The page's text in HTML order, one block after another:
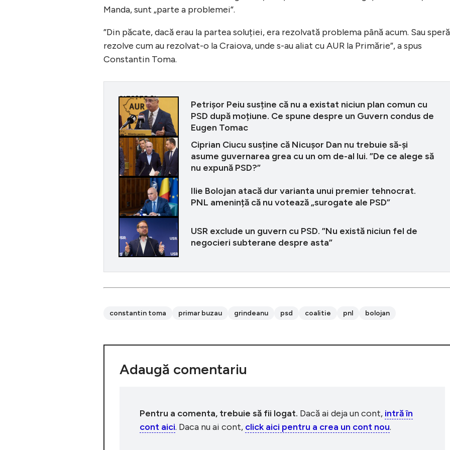
Manda, sunt „parte a problemei”.
”Din păcate, dacă erau la partea soluției, era rezolvată problema până acum. Sau
rezolve cum au rezolvat-o la Craiova, unde s-au aliat cu AUR la Primărie”, a spus
Constantin Toma.
CITEȘTE ȘI
Petrișor Peiu susține că nu a existat niciun plan comun cu
PSD după moțiune. Ce spune despre un Guvern condus de
Eugen Tomac
Ciprian Ciucu susține că Nicușor Dan nu trebuie să-și
asume guvernarea grea cu un om de-al lui. ”De ce alege să
nu expună PSD?”
Ilie Bolojan atacă dur varianta unui premier tehnocrat.
PNL amenință că nu votează „surogate ale PSD”
USR exclude un guvern cu PSD. ”Nu există niciun fel de
negocieri subterane despre asta”
constantin toma primar buzau grindeanu psd coalitie pnl bolojan
Adaugă comentariu
Pentru a comenta, trebuie să fii logat. Dacă ai deja un cont, intră în
cont aici. Daca nu ai cont, click aici pentru a crea un cont nou.